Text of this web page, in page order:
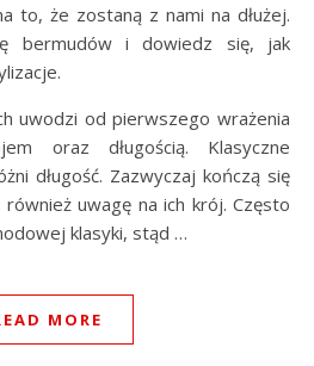
to, że zostaną z nami na dłużej.
bermudów i dowiedz się, jak
uwodzi od pierwszego wrażenia
oraz długością. Klasyczne
długość. Zazwyczaj kończą się
uwagę na ich krój. Często
klasyki, stąd …
MORE